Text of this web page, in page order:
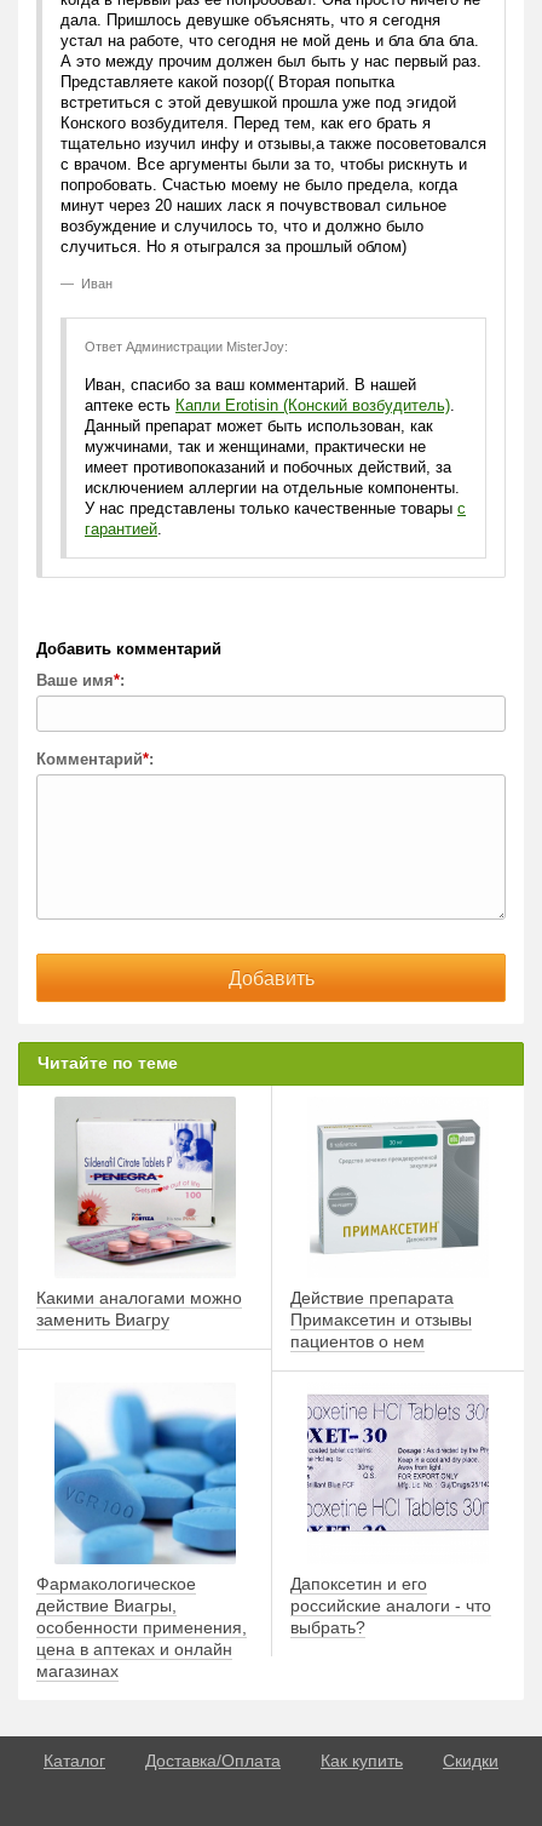
когда в первый раз ее попробовал. Она просто ничего не
дала. Пришлось девушке объяснять, что я сегодня
устал на работе, что сегодня не мой день и бла бла бла.
А это между прочим должен был быть у нас первый раз.
Представляете какой позор(( Вторая попытка
встретиться с этой девушкой прошла уже под эгидой
Конского возбудителя. Перед тем, как его брать я
тщательно изучил инфу и отзывы,а также посоветовался
с врачом. Все аргументы были за то, чтобы рискнуть и
попробовать. Счастью моему не было предела, когда
минут через 20 наших ласк я почувствовал сильное
возбуждение и случилось то, что и должно было
Иван, спасибо за ваш комментарий. В нашей
аптеке естьКапли Erotisin (Конский возбудитель)
Данный препарат может быть использован, как
мужчинами, так и женщинами, практически не
имеет противопоказаний и побочных действий, за
исключением аллергии на отдельные компоненты.
У нас представлены только качественные товары
Ваше имя*:
Комментарий*:
Какими аналогами можно
заменить Виагру
Действие препарата
Примаксетин и отзывы
пациентов о нем
Фармакологическое
действие Виагры,
особенности применения,
цена в аптеках и онлайн
магазинах
Дапоксетин и его
российские аналоги - что
выбрать?